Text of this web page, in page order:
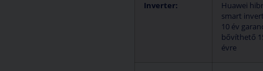
Inverter:
Huawei
smart
10 év
bővíthető
évre